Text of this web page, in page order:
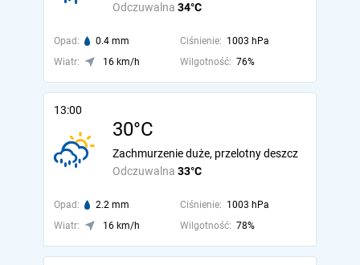
Odczuwalna 34°C
Opad: 0.4 mm Ciśnienie: 1003 hPa
Wiatr:
16 km/h Wilgotność: 76%
13:00
30°C
Odczuwalna 33°C
Zachmurzenie duże, przelotny deszcz
Opad: 2.2 mm Ciśnienie: 1003 hPa
Wiatr:
16 km/h Wilgotność: 78%